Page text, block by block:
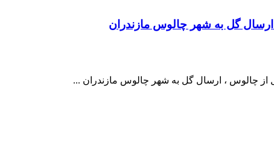
گل به شهر چالوس مازندران
چالوس ، ارسال گل به شهر چالوس مازندران ...